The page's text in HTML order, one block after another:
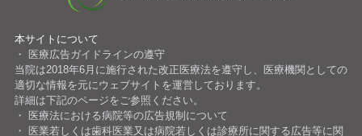
本サイトについて
医療広告ガイドラインの遵守
当院は2018年6月に施行された改正医療法を遵守し、医療機関としての
適切な情報を元にウェブサイトを運営しております。
詳細は下記のページをご参照ください。
医療法における病院等の広告規制について
医業若しくは歯科医業又は病院若しくは診療所に関する広告等に関